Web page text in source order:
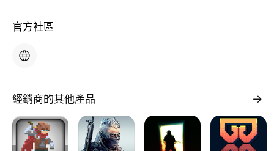
官方社區
經銷商的其他產品